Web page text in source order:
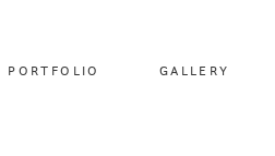
PORTFOLIO GALLERY